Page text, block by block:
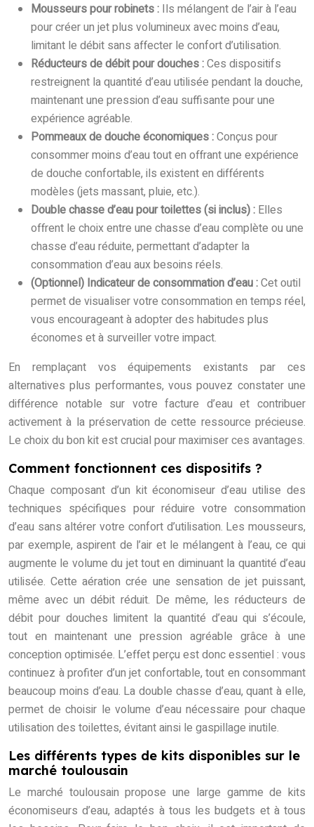
Mousseurs pour robinets : Ils mélangent de l’air à l’eau
pour créer un jet plus volumineux avec moins d’eau,
limitant le débit sans affecter le confort d’utilisation.
Réducteurs de débit pour douches :Ces dispositifs
restreignent la quantité d’eau utilisée pendant la douche,
maintenant une pression d’eau suffisante pour une
expérience agréable.
Pommeaux de douche économiques :Conçus pour
consommer moins d’eau tout en offrant une expérience
de douche confortable, ils existent en différents
modèles (jets massant, pluie, etc.).
Double chasse d’eau pour toilettes (si inclus) : Elles
offrent le choix entre une chasse d’eau complète ou une
chasse d’eau réduite, permettant d’adapter la
consommation d’eau aux besoins réels.
(Optionnel) Indicateur de consommation d’eau :Cet outil
permet de visualiser votre consommation en temps réel,
vous encourageant à adopter des habitudes plus
économes et à surveiller votre impact.
En remplaçant vos équipements existants par ces
alternatives plus performantes, vous pouvez constater une
différence notable sur votre facture d’eau et contribuer
activement à la préservation de cette ressource précieuse.
Le choix du bon kit est crucial pour maximiser ces avantages.
Comment fonctionnent ces dispositifs ?
Chaque composant d’un kit économiseur d’eau utilise des
techniques spécifiques pour réduire votre consommation
d’eau sans altérer votre confort d’utilisation. Les mousseurs,
par exemple, aspirent de l’air et le mélangent à l’eau, ce qui
augmente le volume du jet tout en diminuant la quantité d’eau
utilisée. Cette aération crée une sensation de jet puissant,
même avec un débit réduit. De même, les réducteurs de
débit pour douches limitent la quantité d’eau qui s’écoule,
tout en maintenant une pression agréable grâce à une
conception optimisée. L’effet perçu est donc essentiel : vous
continuez à profiter d’un jet confortable, tout en consommant
beaucoup moins d’eau. La double chasse d’eau, quant à elle,
permet de choisir le volume d’eau nécessaire pour chaque
utilisation des toilettes, évitant ainsi le gaspillage inutile.
Les différents types de kits disponibles sur le
marché toulousain
Le marché toulousain propose une large gamme de kits
économiseurs d’eau, adaptés à tous les budgets et à tous